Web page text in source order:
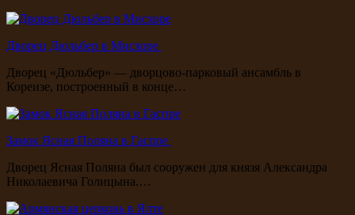
Дворец Дюльбер в Мисхоре
Дворец «Дюльбер» — дворцово-парковый ансамбль в
Кореизе, построенный в конце…
Замок Ясная Поляна в Гаспре
Дворец Ясная Поляна был сооружен для князя Александра
Николаевича Голицына.…